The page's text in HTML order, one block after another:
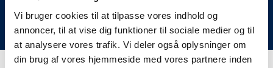
Vi bruger cookies til at tilpasse vores indhold og
annoncer, til at vise dig funktioner til sociale medier og til
at analysere vores trafik. Vi deler også oplysninger om
din brug af vores hjemmeside med vores partnere inden
har mere at fortælle end I kan læse her.
Vi takker for jeres forståelse.